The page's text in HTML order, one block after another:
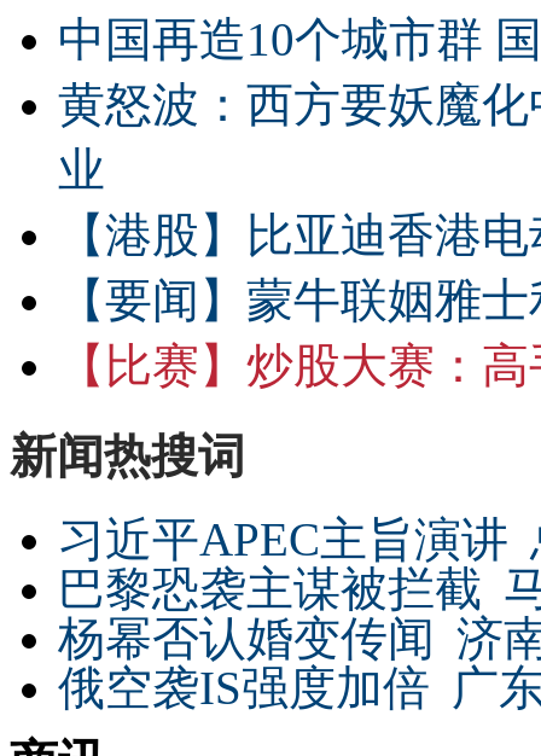
中国再造10个城市群
黄怒波：西方要妖魔
业
【港股】
比亚迪香港
【要闻】 蒙牛联姻雅
【比赛】 炒股大赛：高
新闻热搜词
习近平APEC主旨演讲
巴黎恐袭主谋被拦截
杨幂否认婚变传闻 济
俄空袭IS强度加倍 广